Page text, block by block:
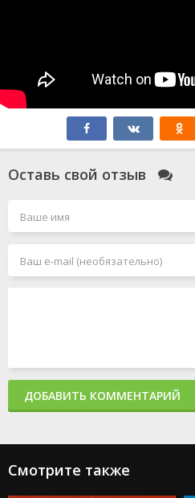
Оставь свой отзыв
ДОБАВИТЬ КОММЕНТАРИЙ
Смотрите также